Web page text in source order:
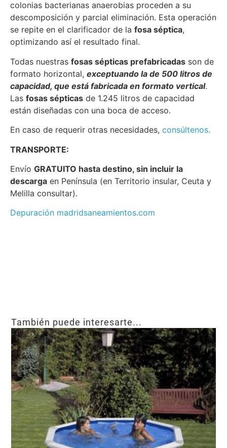
colonias bacterianas anaerobias proceden a su
descomposición y parcial eliminación. Esta operación
se repite en el clarificador de la fosa séptica,
optimizando así el resultado final.
Todas nuestras fosas sépticas prefabricadas son de
formato horizontal, exceptuando la de 500 litros de
capacidad, que está fabricada en formato vertical.
Las fosas sépticas de 1.245 litros de capacidad
están diseñadas con una boca de acceso.
En caso de requerir otras necesidades, consúltenos.
TRANSPORTE:
Envío GRATUITO hasta destino, sin incluir la
descarga en Península (en Territorio insular, Ceuta y
Melilla consultar).
Depuración madridsaneamientos.com
También puede interesarte...